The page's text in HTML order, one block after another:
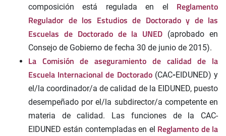
composición está regulada en el Reglamento
Regulador de los Estudios de Doctorado y de las
Escuelas de Doctorado de la UNED (aprobado en
Consejo de Gobierno de fecha 30 de junio de 2015).
La Comisión de aseguramiento de calidad de la
Escuela Internacional de Doctorado(CAC-EIDUNED) y
el/la coordinador/a de calidad de la EIDUNED, puesto
desempeñado por el/la subdirector/a competente en
materia de calidad. Las funciones de la CAC-
EIDUNED están contempladas en el Reglamento de la